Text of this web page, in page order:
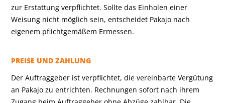
zur Erstattung verpflichtet. Sollte das Einholen einer
Weisung nicht möglich sein, entscheidet Pakajo nach
eigenem pflichtgemäßem Ermessen.
PREISE UND ZAHLUNG
Der Auftraggeber ist verpflichtet, die vereinbarte Vergütung
an Pakajo zu entrichten. Rechnungen sofort nach ihrem